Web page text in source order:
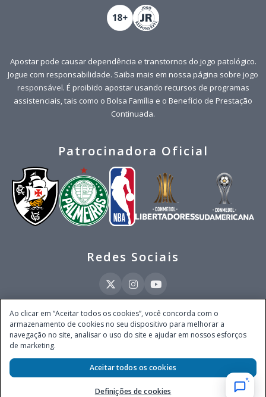
Apostar pode causar dependência e transtornos do jogo patológico.
Jogue com responsabilidade. Saiba mais em nossa página sobre jogo
responsável. É proibido apostar usando recursos de programas
assistenciais, tais como o Bolsa Família e o Benefício de Prestação
Continuada.
Patrocinadora Oficial
Redes Sociais
Este site é operado pela Ventmear Brasil LTDA (CNPJ 52.868.380/0001-84), com
endereço na Avenida Brigadeiro Faria Lima, nº 4.055, 3º andar, Itaim Bibi, no
Município de São Paulo, Estado de São Paulo, CEP 04538-133, Brasil - empresa
autorizada a operar apostas de quota fixa em todo território nacional pela
Secretaria de Prêmios e Apostas do Ministério da Fazenda, conforme Portaria nº
247, de 07.02.2025, publicada no DOU em 11.2.2025.
Ao clicar em “Aceitar todos os cookies”, você concorda com o
armazenamento de cookies no seu dispositivo para melhorar a
navegação no site, analisar o uso do site e ajudar em nossos esforços
de marketing.
Definições de cookies
Aceitar todos os cookies